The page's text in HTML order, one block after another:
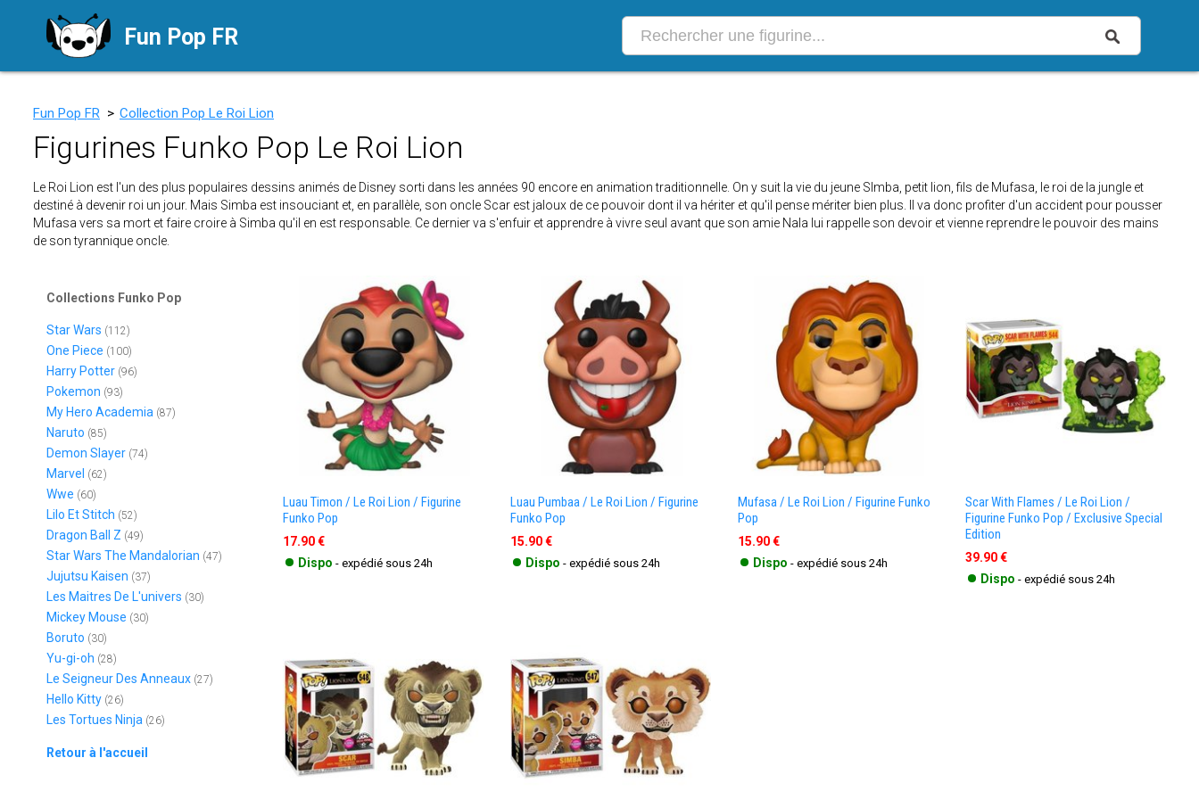
Fun Pop FR
Fun Pop FR > Collection Pop Le Roi Lion
Figurines Funko Pop Le Roi Lion
Le Roi Lion est l'un des plus populaires dessins animés de Disney sorti dans les années 90 encore en animation traditionnelle. On y suit la vie du jeune SImba, petit lion, fils de Mufasa, le roi de la jungle et
destiné à devenir roi un jour. Mais Simba est insouciant et, en parallèle, son oncle Scar est jaloux de ce pouvoir dont il va hériter et qu'il pense mériter bien plus. Il va donc profiter d'un accident pour pousser
Mufasa vers sa mort et faire croire à Simba qu'il en est responsable. Ce dernier va s'enfuir et apprendre à vivre seul avant que son amie Nala lui rappelle son devoir et vienne reprendre le pouvoir des mains
de son tyrannique oncle.
Collections Funko Pop
Star Wars (112)
One Piece (100)
Harry Potter (96)
Pokemon (93)
My Hero Academia (87)
Naruto (85)
Demon Slayer (74)
Marvel (62)
Wwe (60)
Lilo Et Stitch (52)
Dragon Ball Z (49)
Star Wars The Mandalorian (47)
Jujutsu Kaisen (37)
Les Maitres De L'univers (30)
Mickey Mouse (30)
Boruto (30)
Yu-gi-oh (28)
Le Seigneur Des Anneaux (27)
Hello Kitty (26)
Les Tortues Ninja (26)
Retour à l'accueil
Luau Timon / Le Roi Lion / Figurine
Funko Pop
17.90 €
• Dispo - expédié sous 24h
Luau Pumbaa / Le Roi Lion / Figurine
Funko Pop
15.90 €
• Dispo - expédié sous 24h
Mufasa / Le Roi Lion / Figurine Funko
Pop
15.90 €
• Dispo - expédié sous 24h
Scar With Flames / Le Roi Lion /
Figurine Funko Pop / Exclusive Special
Edition
39.90 €
• Dispo - expédié sous 24h